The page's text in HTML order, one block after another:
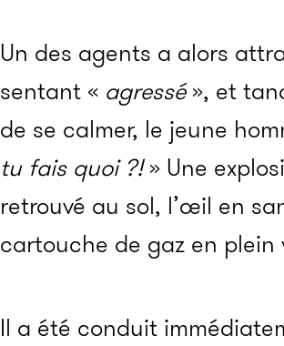
Un des agents a alors
sentant « agressé», et
de se calmer, le jeune
tu fais quoi ?!» Une
retrouvé au sol, l’œil en
cartouche de gaz en
Il a été conduit